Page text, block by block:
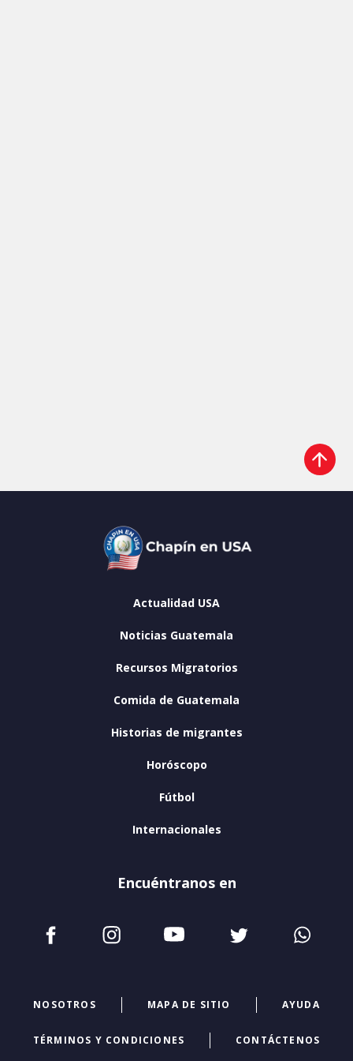
Actualidad USA
Noticias Guatemala
Recursos Migratorios
Comida de Guatemala
Historias de migrantes
Horóscopo
Fútbol
Internacionales
Encuéntranos en
NOSOTROS MAPA DE SITIO AYUDA
TÉRMINOS Y CONDICIONES CONTÁCTENOS